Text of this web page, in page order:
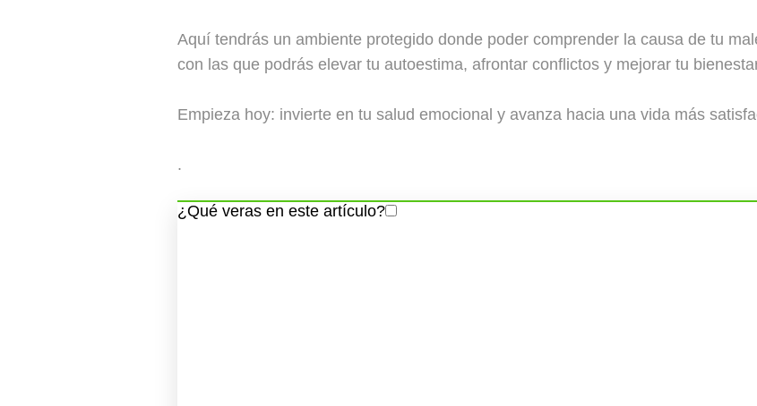
Aquí tendrás un ambiente protegido donde poder comprender la causa de tu
con las que podrás elevar tu autoestima, afrontar conflictos y mejorar tu
Empieza hoy: invierte en tu salud emocional y avanza hacia una vida más
.
¿Qué veras en este artículo?